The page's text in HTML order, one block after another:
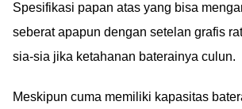
Spesifikasi papan atas yang bisa
seberat apapun dengan setelan grafis
sia-sia jika ketahanan baterainya culun.
Meskipun cuma memiliki kapasitas